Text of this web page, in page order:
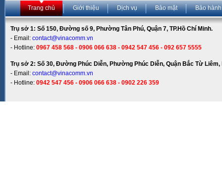
Trang chủ Giới thiệu Dịch vụ Bảo mật Bảo hành
Trụ sở 1: Số 150, Đường số 9, Phường Tân Phú, Quận 7, TP.Hồ Chí Minh.
- Email: contact@vinacomm.vn
- Hotline: 0967 458 568 - 0906 066 638 - 0942 547 456 - 092 657 5555
Trụ sở 2: Số 30, Đường Phúc Diễn, Phường Phúc Diễn, Quận Bắc Từ Liêm,
- Email: contact@vinacomm.vn
- Hotline: 0942 547 456 - 0906 066 638 - 0902 226 359